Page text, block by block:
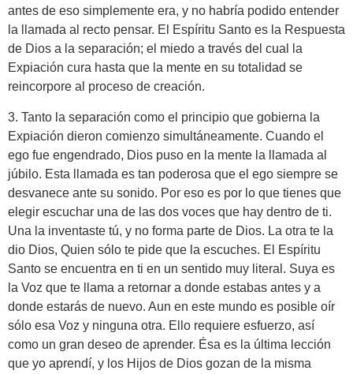
antes de eso simplemente era, y no habría podido entender
la llamada al recto pensar. El Espíritu Santo es la Respuesta
de Dios a la separación; el miedo a través del cual la
Expiación cura hasta que la mente en su totalidad se
reincorpore al proceso de creación.
3. Tanto la separación como el principio que gobierna la
Expiación dieron comienzo simultáneamente. Cuando el
ego fue engendrado, Dios puso en la mente la llamada al
júbilo. Esta llamada es tan poderosa que el ego siempre se
desvanece ante su sonido. Por eso es por lo que tienes que
elegir escuchar una de las dos voces que hay dentro de ti.
Una la inventaste tú, y no forma parte de Dios. La otra te la
dio Dios, Quien sólo te pide que la escuches. El Espíritu
Santo se encuentra en ti en un sentido muy literal. Suya es
la Voz que te llama a retornar a donde estabas antes y a
donde estarás de nuevo. Aun en este mundo es posible oír
sólo esa Voz y ninguna otra. Ello requiere esfuerzo, así
como un gran deseo de aprender. Ésa es la última lección
que yo aprendí, y los Hijos de Dios gozan de la misma